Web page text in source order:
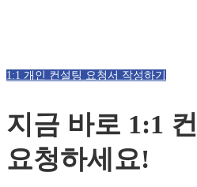
1:1 개인 컨설팅 요청서 작성하기
지금 바로 1:1
요청하세요!